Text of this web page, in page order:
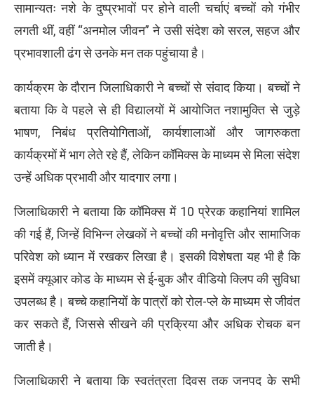
सामान्यतः नशे के दुष्प्रभावों पर होने वाली चर्चाएं बच्चों को गंभीर
लगती थीं, वहीं “अनमोल जीवन” ने उसी संदेश को सरल, सहज और
प्रभावशाली ढंग से उनके मन तक पहुंचाया है।
कार्यक्रम के दौरान जिलाधिकारी ने बच्चों से संवाद किया। बच्चों ने
बताया कि वे पहले से ही विद्यालयों में आयोजित नशामुक्ति से जुड़े
भाषण, निबंध प्रतियोगिताओं, कार्यशालाओं और जागरुकता
कार्यक्रमों में भाग लेते रहे हैं, लेकिन कॉमिक्स के माध्यम से मिला संदेश
उन्हें अधिक प्रभावी और यादगार लगा।
जिलाधिकारी ने बताया कि कॉमिक्स में 10 प्रेरक कहानियां शामिल
की गई हैं, जिन्हें विभिन्न लेखकों ने बच्चों की मनोवृत्ति और सामाजिक
परिवेश को ध्यान में रखकर लिखा है। इसकी विशेषता यह भी है कि
इसमें क्यूआर कोड के माध्यम से ई-बुक और वीडियो क्लिप की सुविधा
उपलब्ध है। बच्चे कहानियों के पात्रों को रोल-प्ले के माध्यम से जीवंत
कर सकते हैं, जिससे सीखने की प्रक्रिया और अधिक रोचक बन
जाती है।
जिलाधिकारी ने बताया कि स्वतंत्रता दिवस तक जनपद के सभी